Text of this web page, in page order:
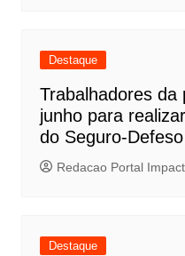
Destaque
Trabalhadores
junho para
do Seguro-Defeso
Redacao Portal
Destaque